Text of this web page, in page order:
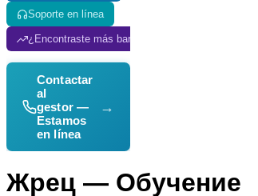
Soporte en línea
¿Encontraste más barato? ¡Lo igualamos!
Contactar
al
gestor —
Estamos
en línea
→
Жрец — Обучение